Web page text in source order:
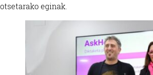
eginak.